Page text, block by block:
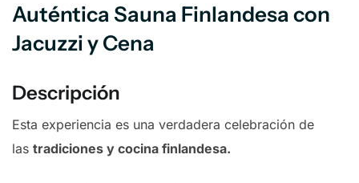
Auténtica Sauna Finlandesa con
Jacuzzi y Cena
Descripción
Esta experiencia es una verdadera celebración de
las tradiciones y cocina finlandesa.